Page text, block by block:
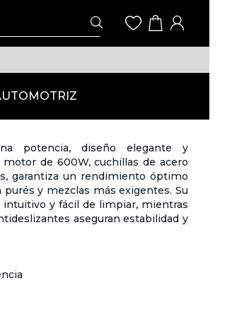
potencia, diseño elegante y
motor de 600W, cuchillas de acero
garantiza un rendimiento óptimo
y mezclas más exigentes. Su
y fácil de limpiar, mientras
aseguran estabilidad y